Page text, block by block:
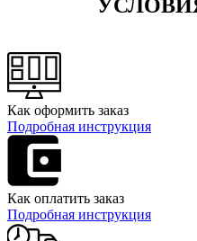
Как оформить заказ
Подробная инструкция
Как оплатить заказ
Подробная инструкция